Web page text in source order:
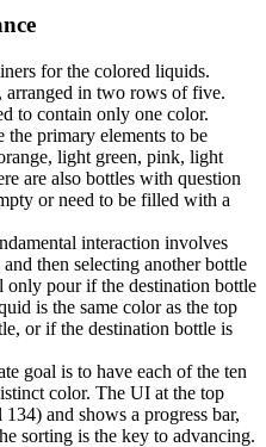
for the colored liquids.
arranged in two rows of five.
to contain only one color.
the primary elements to be
light green, pink, light
are also bottles with question
or need to be filled with a
interaction involves
then selecting another bottle
pour if the destination bottle
is the same color as the top
or if the destination bottle is
goal is to have each of the ten
color. The UI at the top
and shows a progress bar,
sorting is the key to advancing.